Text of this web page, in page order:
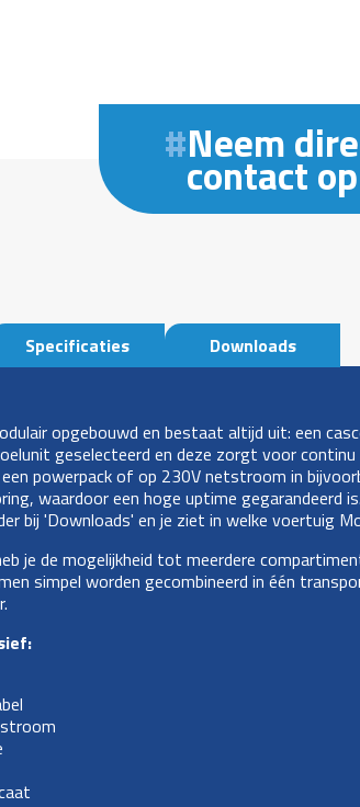
Neem
contact op
Specificaties Downloads
opgebouwd en bestaat altijd uit: een
geselecteerd en deze zorgt voor
een powerpack of op 230V netstroom in
waardoor een hoge uptime gegarandeerd
bij 'Downloads' en je ziet in welke voertuig
je de mogelijkheid tot meerdere
simpel worden gecombineerd in één